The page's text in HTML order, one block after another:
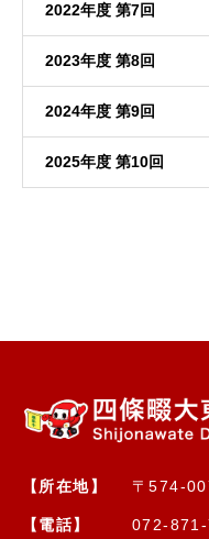
2022年度 第7回
2023年度 第8回
2024年度 第9回
2025年度 第10回
【所在地】 〒574-
【電話】 072-871-